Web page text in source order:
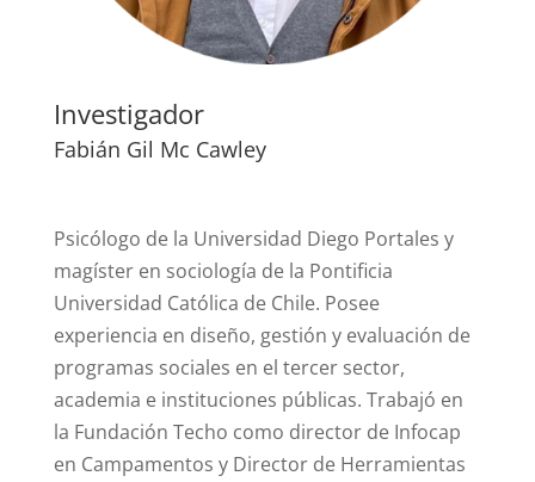
Investigador
Fabián Gil Mc Cawley
Psicólogo de la Universidad Diego Portales y
magíster en sociología de la Pontificia
Universidad Católica de Chile. Posee
experiencia en diseño, gestión y evaluación de
programas sociales en el tercer sector,
academia e instituciones públicas. Trabajó en
la Fundación Techo como director de Infocap
en Campamentos y Director de Herramientas